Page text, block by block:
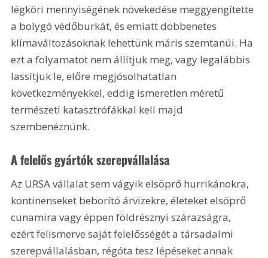
légköri mennyiségének növekedése meggyengítette
a bolygó védőburkát, és emiatt döbbenetes
klímaváltozásoknak lehettünk máris szemtanúi. Ha
ezt a folyamatot nem állítjuk meg, vagy legalábbis
lassítjuk le, előre megjósolhatatlan
következményekkel, eddig ismeretlen méretű
természeti katasztrófákkal kell majd
szembenéznünk.
A felelős gyártók szerepvállalása
Az URSA vállalat sem vágyik elsöprő hurrikánokra,
kontinenseket beborító árvizekre, életeket elsöprő
cunamira vagy éppen földrésznyi szárazságra,
ezért felismerve saját felelősségét a társadalmi
szerepvállalásban, régóta tesz lépéseket annak